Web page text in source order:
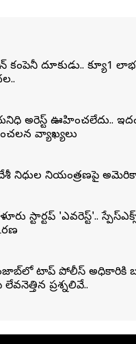
కంపెనీ దూకుడు.. క్యూ1
అరెస్ట్‌ ఊహించలేదు..
వ్యాఖ్యలు
నిధుల నియంత్రణపై
స్టార్టప్‌ 'ఎవరెస్ట్'..
టాప్ పోలీస్ అధికారికి
ప్రశ్నలివే..